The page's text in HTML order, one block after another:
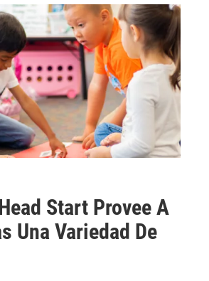
Start Provee A
Una Variedad De